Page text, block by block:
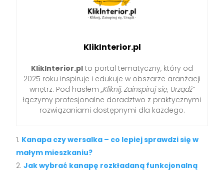
KlikInterior.pl
KlikInterior.pl to portal tematyczny, który od
2025 roku inspiruje i edukuje w obszarze aranżacji
wnętrz. Pod hasłem „Kliknij, Zainspiruj się, Urządź”
łączymy profesjonalne doradztwo z praktycznymi
rozwiązaniami dostępnymi dla każdego.
Kanapa czy wersalka – co lepiej sprawdzi się w
małym mieszkaniu?
Jak wybrać kanapę rozkładaną funkcjonalną